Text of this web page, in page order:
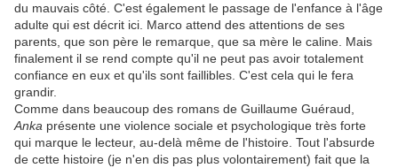
du mauvais côté. C'est également le passage de l'enfance à l'âge
adulte qui est décrit ici. Marco attend des attentions de ses
parents, que son père le remarque, que sa mère le caline. Mais
finalement il se rend compte qu'il ne peut pas avoir totalement
confiance en eux et qu'ils sont faillibles. C'est cela qui le fera
grandir.
Comme dans beaucoup des romans de Guillaume Guéraud,
Anka présente une violence sociale et psychologique très forte
qui marque le lecteur, au-delà même de l'histoire. Tout l'absurde
de cette histoire (je n'en dis pas plus volontairement) fait que la